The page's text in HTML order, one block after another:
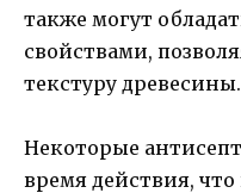
также могут
свойствами,
текстуру древесины.
Некоторые
время действия,